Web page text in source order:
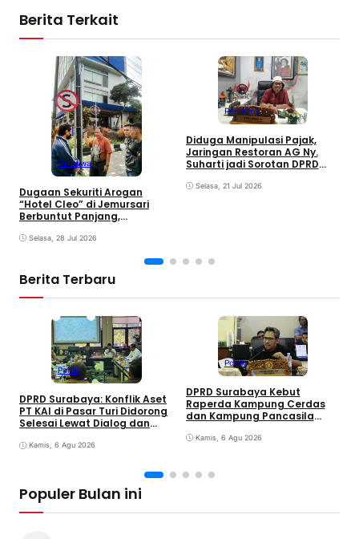
Berita Terkait
Peristiwa
Dugaan Sekuriti Arogan
“Hotel Cleo” di Jemursari
Berbuntut Panjang,
Mulai Dipertanyakan
Selasa, 28 Jul 2026
Peristiwa
Diduga Manipulasi Pajak,
Jaringan Restoran AG Ny.
Suharti jadi Sorotan DPRD
Selasa, 21 Jul 2026
Berita Terbaru
Politik
DPRD Surabaya: Konflik Aset
PT KAI di Pasar Turi Didorong
Selesai Lewat Dialog dan
Kamis, 6 Agu 2026
Politik
DPRD Surabaya Kebut
Raperda Kampung Cerdas
dan Kampung Pancasila
Kamis, 6 Agu 2026
Populer Bulan ini